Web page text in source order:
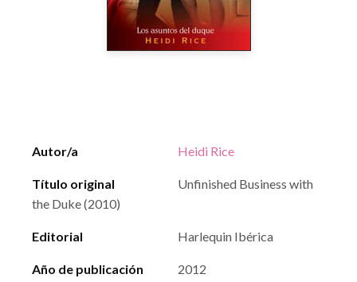
Autor/a Heidi Rice
Título original
Unfinished Business with
the Duke (2010)
Editorial Harlequin Ibérica
Año de publicación 2012